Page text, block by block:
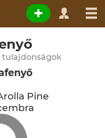
tulajdonságok
Pine